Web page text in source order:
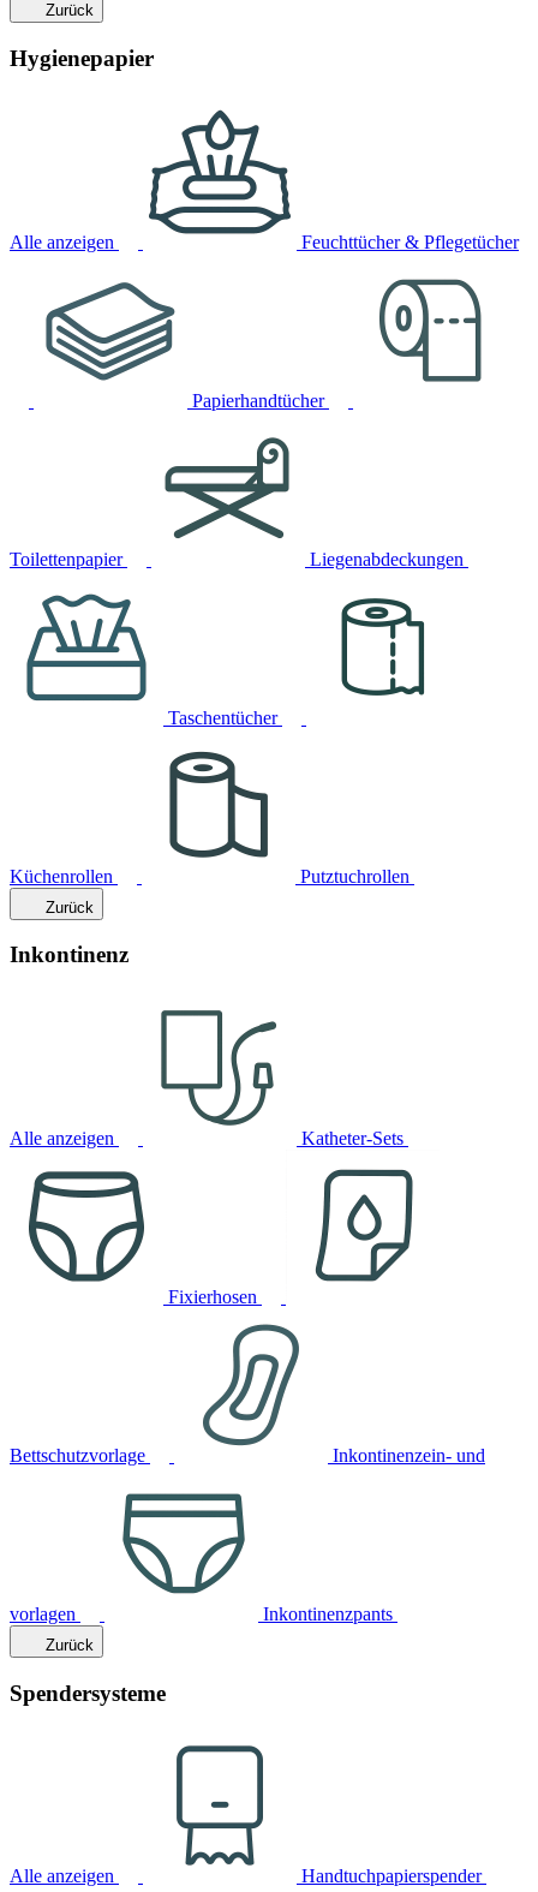
Zurück
Hygienepapier
Alle anzeigen Feuchttücher & Pflegetücher
Papierhandtücher
Toilettenpapier Liegenabdeckungen
Taschentücher
Küchenrollen Putztuchrollen
Zurück
Inkontinenz
Alle anzeigen Katheter-Sets
Fixierhosen
Bettschutzvorlage Inkontinenzein- und
vorlagen Inkontinenzpants
Zurück
Spendersysteme
Alle anzeigen Handtuchpapierspender